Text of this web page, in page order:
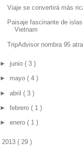
Viaje se convertirá más
Paisaje fascinante de
Vietnam
TripAdvisor nombra 95
► junio ( 3 )
► mayo ( 4 )
► abril ( 3 )
► febrero ( 1 )
► enero ( 1 )
2013 ( 29 )